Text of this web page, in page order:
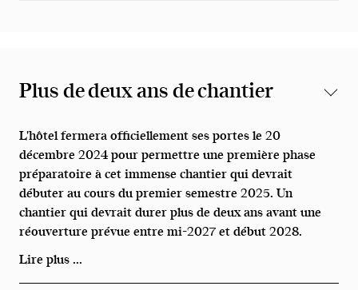
Plus de deux ans de chantier
L'hôtel fermera officiellement ses portes le 20
décembre 2024 pour permettre une première phase
préparatoire à cet immense chantier qui devrait
débuter au cours du premier semestre 2025. Un
chantier qui devrait durer plus de deux ans avant une
réouverture prévue entre mi-2027 et début 2028.
Lire plus ...